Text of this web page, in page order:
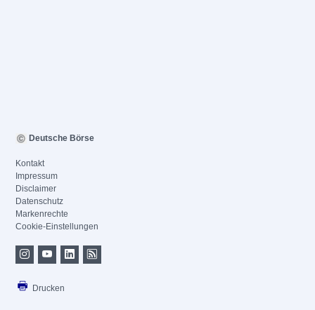
Deutsche Börse
Kontakt
Impressum
Disclaimer
Datenschutz
Markenrechte
Cookie-Einstellungen
Drucken